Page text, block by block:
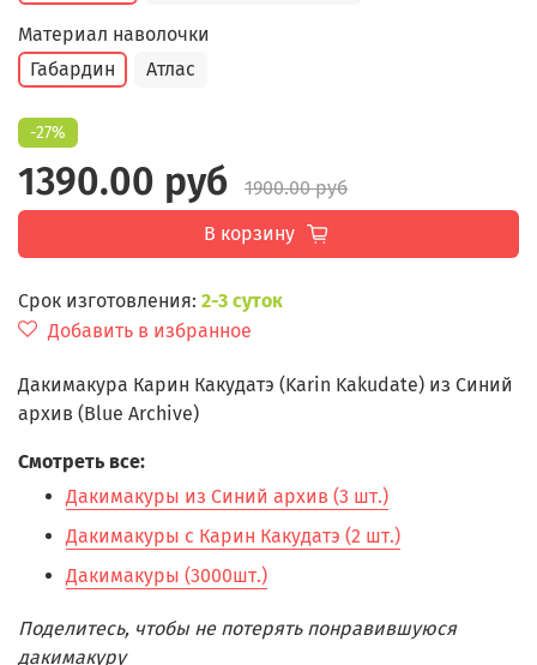
Срок изготовления: 2-3 суток
Добавить в избранное
Материал наволочки
Габардин
Атлас
-27%
1390.00 руб
1900.00 руб
В корзину
Дакимакура Карин Какудатэ (Karin Kakudate) из Синий
архив (Blue Archive)
Смотреть все:
Дакимакуры из Синий архив (3 шт.)
Дакимакуры с Карин Какудатэ (2 шт.)
Дакимакуры (3000шт.)
Поделитесь, чтобы не потерять понравившуюся
дакимакуру